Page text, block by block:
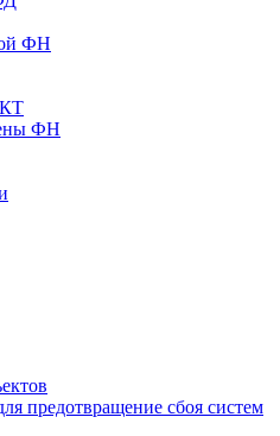
ФН
ФН
предотвращение сбоя систем